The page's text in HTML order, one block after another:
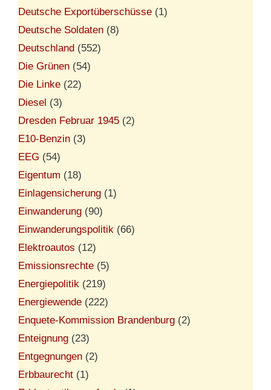
Deutsche Exportüberschüsse (1)
Deutsche Soldaten (8)
Deutschland (552)
Die Grünen (54)
Die Linke (22)
Diesel (3)
Dresden Februar 1945 (2)
E10-Benzin (3)
EEG (54)
Eigentum (18)
Einlagensicherung (1)
Einwanderung (90)
Einwanderungspolitik (66)
Elektroautos (12)
Emissionsrechte (5)
Energiepolitik (219)
Energiewende (222)
Enquete-Kommission Brandenburg (2)
Enteignung (23)
Entgegnungen (2)
Erbbaurecht (1)